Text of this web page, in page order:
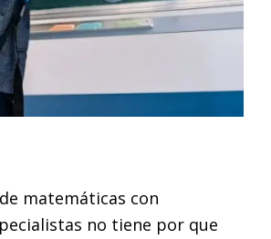
matemáticas con
no tiene por que